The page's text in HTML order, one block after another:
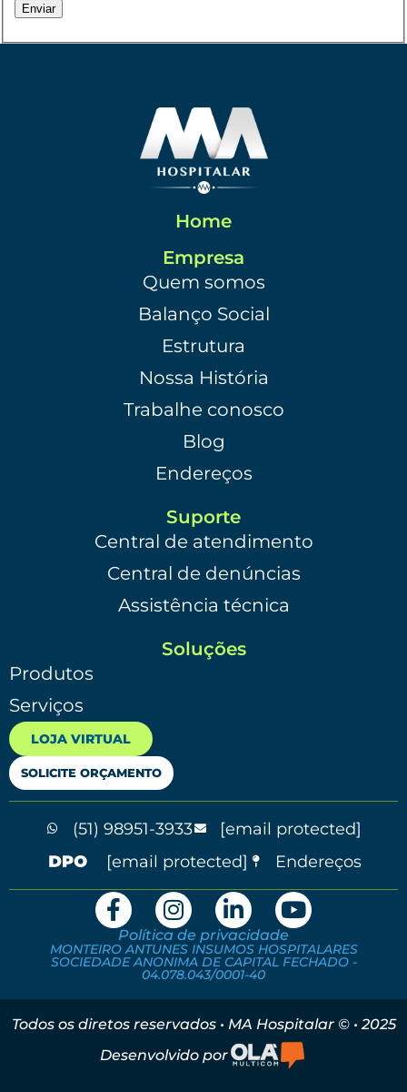
Enviar
Home
Empresa
Quem somos
Balanço Social
Estrutura
Nossa História
Trabalhe conosco
Blog
Endereços
Suporte
Central de atendimento
Central de denúncias
Assistência técnica
Soluções
Produtos
Serviços
LOJA VIRTUAL
SOLICITE ORÇAMENTO
(51) 98951-3933
[email protected]
[email protected]
Endereços
Política de privacidade
MONTEIRO ANTUNES INSUMOS HOSPITALARES
SOCIEDADE ANONIMA DE CAPITAL FECHADO -
04.078.043/0001-40
Todos os diretos reservados • MA Hospitalar © • 2025
Desenvolvido por